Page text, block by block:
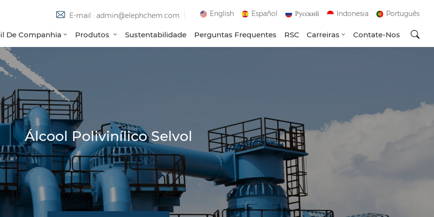
E-mail : admin@elephchem.com English Español Русский Indonesia Português
De Companhia Produtos Sustentabilidade Perguntas Frequentes RSC Carreiras Contate-Nos
Álcool Polivinílico Selvol